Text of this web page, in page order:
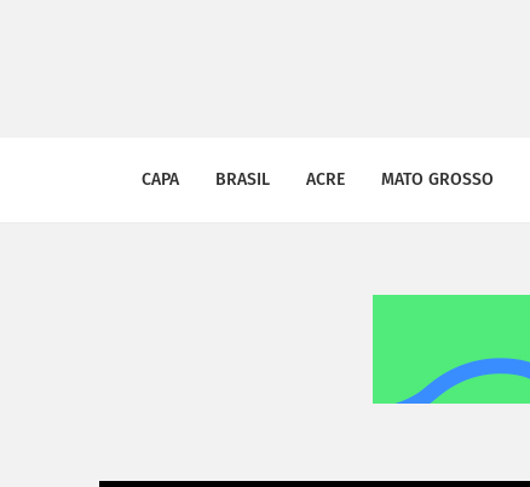
CAPA BRASIL ACRE MATO GROSSO